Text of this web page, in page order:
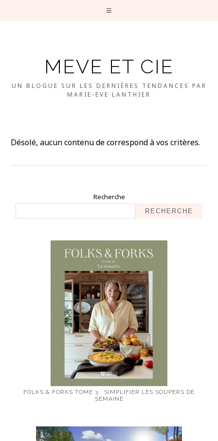
MEVE ET CIE
UN BLOGUE SUR LES DERNIÈRES TENDANCES PAR
MARIE-EVE LANTHIER
Désolé, aucun contenu de correspond à vos critères.
Recherche
RECHERCHE
FOLKS & FORKS TOME 3 : SIMPLIFIER LES SOUPERS DE
SEMAINE